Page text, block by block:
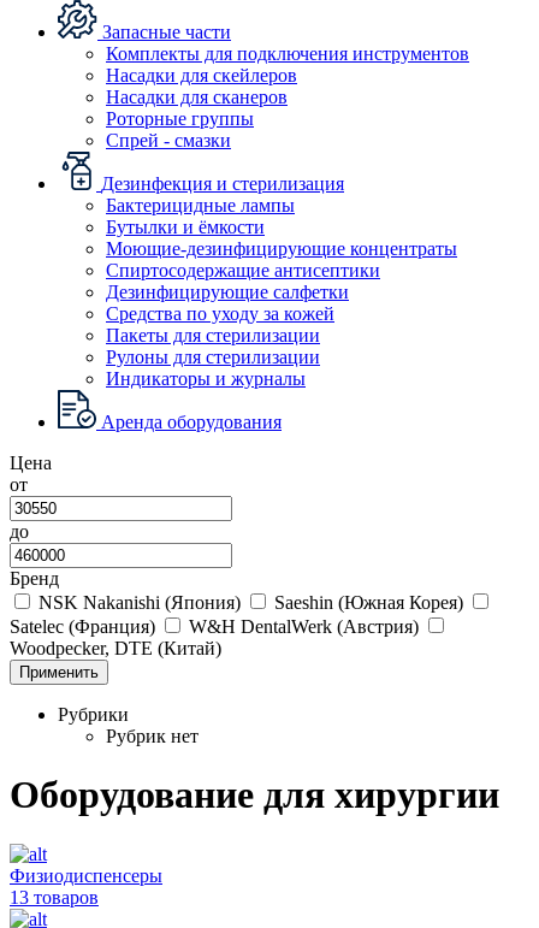
Запасные части
Комплекты для подключения инструментов
Насадки для скейлеров
Насадки для сканеров
Роторные группы
Спрей - смазки
Дезинфекция и стерилизация
Бактерицидные лампы
Бутылки и ёмкости
Моющие-дезинфицирующие концентраты
Спиртосодержащие антисептики
Дезинфицирующие салфетки
Средства по уходу за кожей
Пакеты для стерилизации
Рулоны для стерилизации
Индикаторы и журналы
Аренда оборудования
Цена
от
до
Бренд
NSK Nakanishi (Япония)
Saeshin (Южная Корея)
Satelec (Франция)
W&H DentalWerk (Австрия)
Woodpecker, DTE (Китай)
Применить
Рубрики
Рубрик нет
Оборудование для хирургии
Физиодиспенсеры
13 товаров